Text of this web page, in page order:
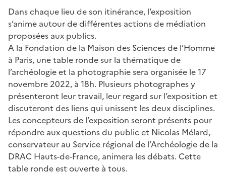
Dans chaque lieu de son itinérance, l’exposition
s’anime autour de différentes actions de médiation
proposées aux publics.
A la Fondation de la Maison des Sciences de l’Homme
à Paris, une table ronde sur la thématique de
l’archéologie et la photographie sera organisée le 17
novembre 2022, à 18h. Plusieurs photographes y
présenteront leur travail, leur regard sur l’exposition et
discuteront des liens qui unissent les deux disciplines.
Les concepteurs de l’exposition seront présents pour
répondre aux questions du public et Nicolas Mélard,
conservateur au Service régional de l’Archéologie de la
DRAC Hauts-de-France, animera les débats. Cette
table ronde est ouverte à tous.